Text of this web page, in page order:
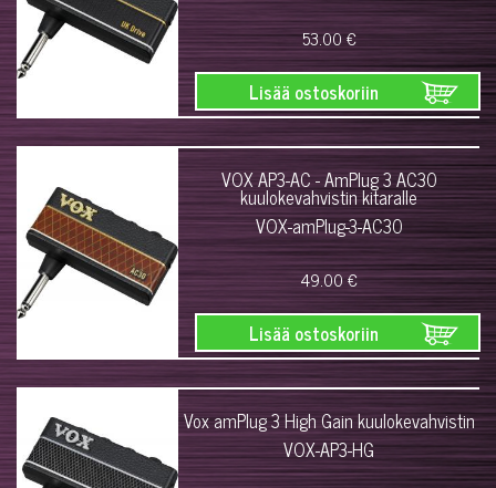
53.00 €
Lisää ostoskoriin
VOX AP3-AC - AmPlug 3 AC30
kuulokevahvistin kitaralle
VOX-amPlug-3-AC30
49.00 €
Lisää ostoskoriin
Vox amPlug 3 High Gain kuulokevahvistin
VOX-AP3-HG